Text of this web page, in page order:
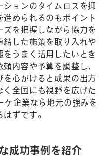
ョンのタイムロスを抑
められるのもポイント
を把握しながら協力を
した施策を取り入れや
うまく活用したいとき
内容や予算を調整し、
を心がけると成果の出方
全国にも視野を広げた
ケ企業なら地元の強みを
ずです。
成功事例を紹介